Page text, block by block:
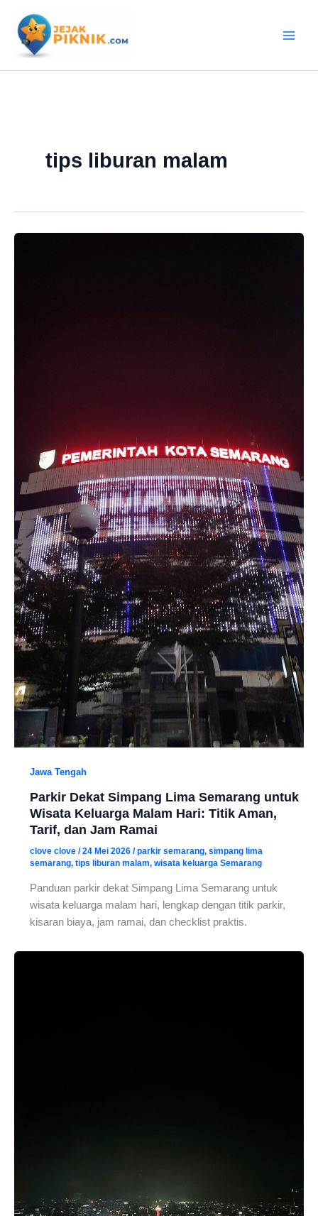
konten
tips liburan malam
Jawa Tengah
Parkir Dekat Simpang Lima Semarang untuk
Wisata Keluarga Malam Hari: Titik Aman,
Tarif, dan Jam Ramai
clove clove /24 Mei 2026 /parkir semarang, simpang lima
semarang, tips liburan malam, wisata keluarga Semarang
Panduan parkir dekat Simpang Lima Semarang untuk
wisata keluarga malam hari, lengkap dengan titik parkir,
kisaran biaya, jam ramai, dan checklist praktis.